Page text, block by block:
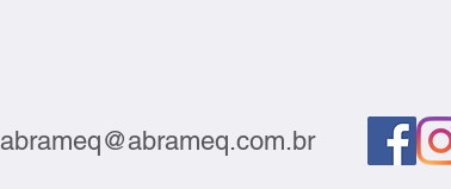
abrameq@abrameq.com.br